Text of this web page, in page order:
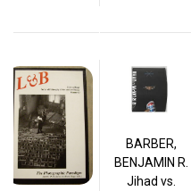
BARBER,
BENJAMIN R.
Jihad vs.